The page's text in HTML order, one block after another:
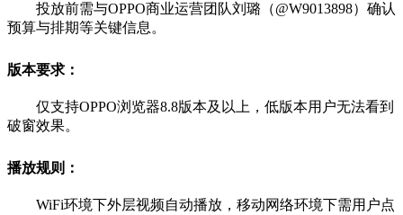
投放前需与OPPO商业运营团队刘璐（@W9013898）确认
预算与排期等关键信息。
版本要求：
仅支持OPPO浏览器8.8版本及以上，低版本用户无法看到
破窗效果。
播放规则：
WiFi环境下外层视频自动播放，移动网络环境下需用户点